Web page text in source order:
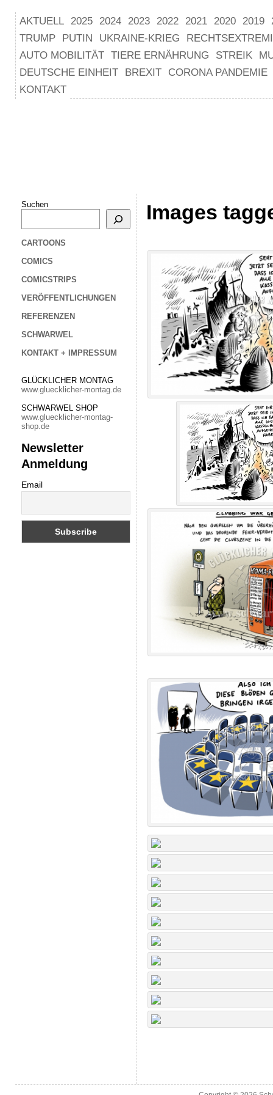
AKTUELL 2025 2024 2023 2022 2021 2020 2019
TRUMP
PUTIN UKRAINE-KRIEG
AUTO MOBILITÄT TIERE ERNÄHRUNG STREIK
DEUTSCHE EINHEIT
BREXIT
CORONA PANDEMIE
KONTAKT
Suchen
CARTOONS
COMICS
COMICSTRIPS
VERÖFFENTLICHUNGEN
REFERENZEN
SCHWARWEL
KONTAKT + IMPRESSUM
GLÜCKLICHER MONTAG
www.gluecklicher-montag.de
SCHWARWEL SHOP
www.gluecklicher-montag-
shop.de
Newsletter
Anmeldung
Email
Images